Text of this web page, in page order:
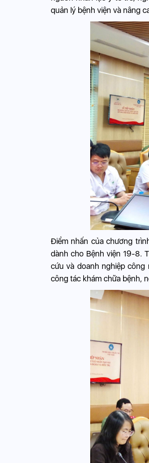
quản lý bệnh viện và nâng
Điểm nhấn của chương
dành cho Bệnh viện 19-8.
cứu và doanh nghiệp
công tác khám chữa bệnh,